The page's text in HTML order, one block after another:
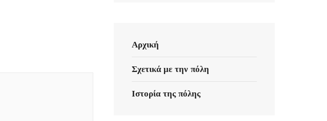
Αρχική
Σχετικά με την πόλη
Ιστορία της πόλης